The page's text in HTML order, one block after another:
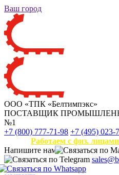
Ваш город
ООО «ТПК «Белтимпэкс»
ПОСТАВЩИК
№1
+7 (800) 777-71-98 +7 (495) 023-
Работаем с физ.
Напишите нам